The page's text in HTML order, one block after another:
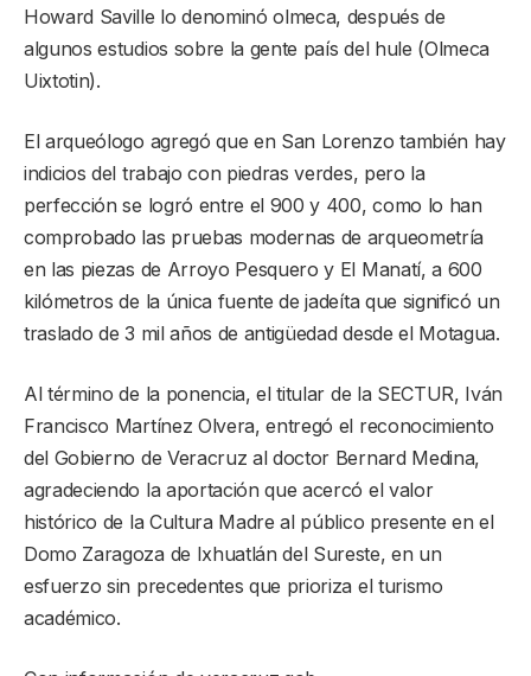
Howard Saville lo denominó olmeca, después de
algunos estudios sobre la gente país del hule (Olmeca
Uixtotin).
El arqueólogo agregó que en San Lorenzo también hay
indicios del trabajo con piedras verdes, pero la
perfección se logró entre el 900 y 400, como lo han
comprobado las pruebas modernas de arqueometría
en las piezas de Arroyo Pesquero y El Manatí, a 600
kilómetros de la única fuente de jadeíta que significó un
traslado de 3 mil años de antigüedad desde el Motagua.
Al término de la ponencia, el titular de la SECTUR, Iván
Francisco Martínez Olvera, entregó el reconocimiento
del Gobierno de Veracruz al doctor Bernard Medina,
agradeciendo la aportación que acercó el valor
histórico de la Cultura Madre al público presente en el
Domo Zaragoza de Ixhuatlán del Sureste, en un
esfuerzo sin precedentes que prioriza el turismo
académico.